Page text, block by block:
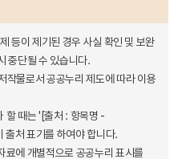
등이 제기된 경우 사실 확인 및 보완
중단될 수 있습니다.
작물로서 공공누리 제도에 따라 이용
할 때는 '[출처 : 항목명 -
출처 표기를 하여야 합니다.
료에 개별적으로 공공누리 표시를